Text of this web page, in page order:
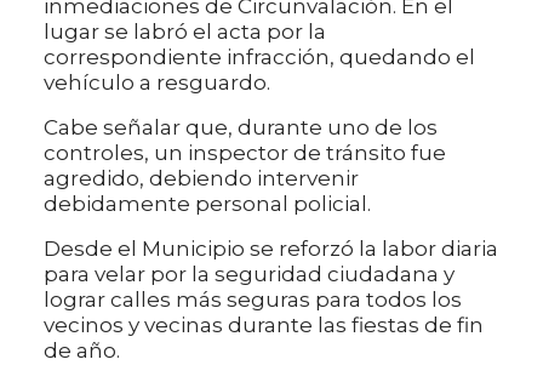
inmediaciones de Circunvalación. En el
lugar se labró el acta por la
correspondiente infracción, quedando el
vehículo a resguardo.
Cabe señalar que, durante uno de los
controles, un inspector de tránsito fue
agredido, debiendo intervenir
debidamente personal policial.
Desde el Municipio se reforzó la labor diaria
para velar por la seguridad ciudadana y
lograr calles más seguras para todos los
vecinos y vecinas durante las fiestas de fin
de año.